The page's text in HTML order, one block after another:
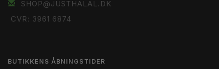
SHOP@JUSTHALAL.DK
CVR: 3961 6874
BUTIKKENS ÅBNINGSTIDER